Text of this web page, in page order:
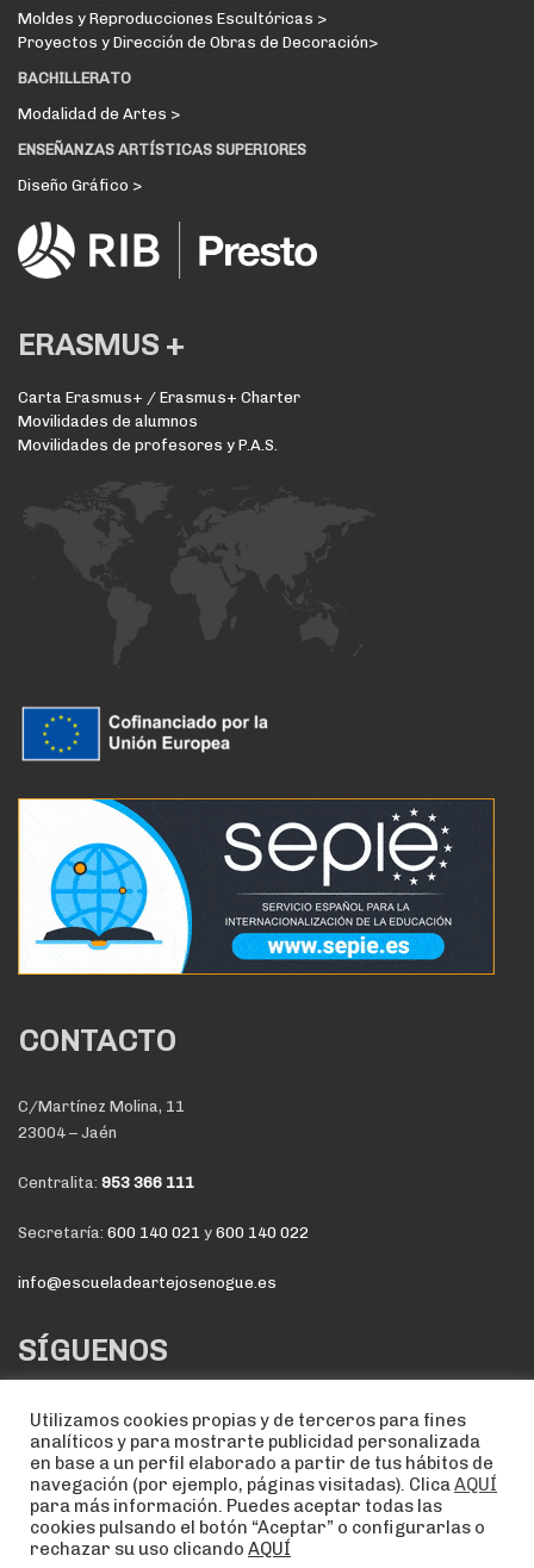
Moldes y Reproducciones Escultóricas >
Proyectos y Dirección de Obras de Decoración>
BACHILLERATO
Modalidad de Artes >
ENSEÑANZAS ARTÍSTICAS SUPERIORES
Diseño Gráfico >
ERASMUS +
Carta Erasmus+ / Erasmus+ Charter
Movilidades de alumnos
Movilidades de profesores y P.A.S.
CONTACTO
C/Martínez Molina, 11
23004 – Jaén
Centralita: 953 366 111
Secretaría: 600 140 021 y 600 140 022
info@escueladeartejosenogue.es
SÍGUENOS
NOTA LEGAL POLÍTICA DE COOKIES
Utilizamos cookies propias y de terceros para fines
analíticos y para mostrarte publicidad personalizada
en base a un perfil elaborado a partir de tus hábitos de
navegación (por ejemplo, páginas visitadas). ClicaAQUÍ
para más información. Puedes aceptar todas las
cookies pulsando el botón “Aceptar” o configurarlas o
rechazar su uso clicando AQUÍ